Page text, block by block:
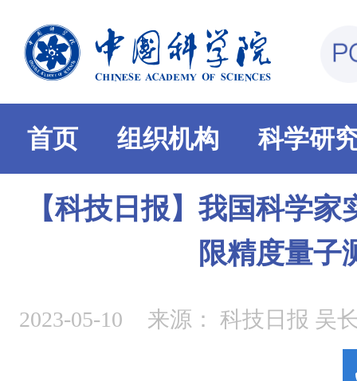
首页 组织机构 科学研
【科技日报】我国科学
限精度量子
2023-05-10 来源： 科技日报 吴